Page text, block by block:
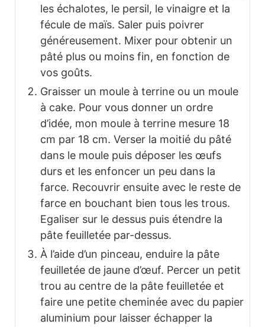
les échalotes, le persil, le vinaigre et la
fécule de maïs. Saler puis poivrer
généreusement. Mixer pour obtenir un
pâté plus ou moins fin, en fonction de
vos goûts.
Graisser un moule à terrine ou un moule
à cake. Pour vous donner un ordre
d’idée, mon moule à terrine mesure 18
cm par 18 cm. Verser la moitié du pâté
dans le moule puis déposer les œufs
durs et les enfoncer un peu dans la
farce. Recouvrir ensuite avec le reste de
farce en bouchant bien tous les trous.
Egaliser sur le dessus puis étendre la
pâte feuilletée par-dessus.
À l’aide d’un pinceau, enduire la pâte
feuilletée de jaune d’œuf. Percer un petit
trou au centre de la pâte feuilletée et
faire une petite cheminée avec du papier
aluminium pour laisser échapper la